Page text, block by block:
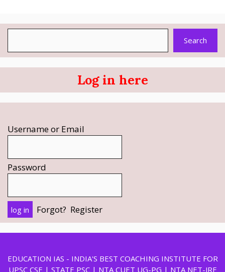
Search
Log in here
Username or Email
Password
Forgot? Register
EDUCATION IAS - INDIA'S BEST COACHING INSTITUTE FOR
UPSC CSE | STATE PSC | NTA CUET UG-PG | NTA NET-JRF